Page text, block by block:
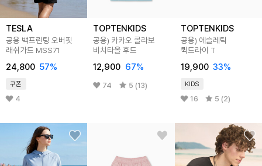
TESLA
공용 백프린팅 오버핏
래쉬가드 MSS71
24,800 57%
쿠폰
4
TOPTENKIDS
공용) 카카오 콜라보
비치타올 후드
12,900 67%
74 5 (13)
TOPTENKIDS
공용) 에슬레틱
퀵드라이 T
19,900 33%
KIDS
16 5 (2)